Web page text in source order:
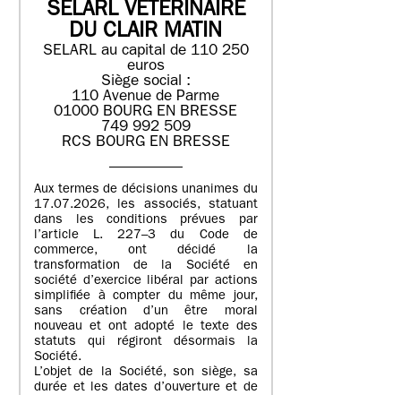
SELARL VETERINAIRE
DU CLAIR MATIN
SELARL au capital de 110 250
euros
Siège social :
110 Avenue de Parme
01000 BOURG EN BRESSE
749 992 509
RCS BOURG EN BRESSE
Aux termes de décisions unanimes du
17.07.2026, les associés, statuant
dans les conditions prévues par
l’article L. 227–3 du Code de
commerce, ont décidé la
transformation de la Société en
société d’exercice libéral par actions
simplifiée à compter du même jour,
sans création d’un être moral
nouveau et ont adopté le texte des
statuts qui régiront désormais la
Société.
L’objet de la Société, son siège, sa
durée et les dates d’ouverture et de